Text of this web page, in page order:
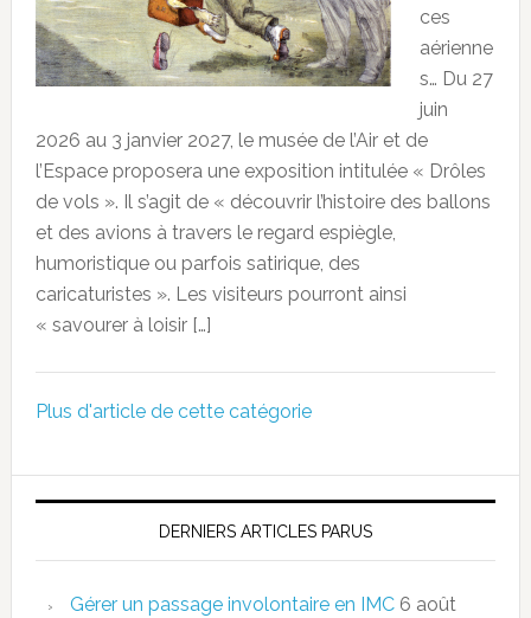
ces
aérienne
s… Du 27
juin
2026 au 3 janvier 2027, le musée de l’Air et de
l’Espace proposera une exposition intitulée « Drôles
de vols ». Il s’agit de « découvrir l’histoire des ballons
et des avions à travers le regard espiègle,
humoristique ou parfois satirique, des
caricaturistes ». Les visiteurs pourront ainsi
« savourer à loisir […]
Plus d'article de cette catégorie
DERNIERS ARTICLES PARUS
Gérer un passage involontaire en IMC 6 août